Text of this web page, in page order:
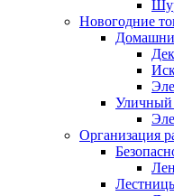
Новогодние
Уличный
Организация